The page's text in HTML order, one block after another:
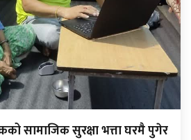
सामाजिक सुरक्षा भत्ता घरमै पुगेर